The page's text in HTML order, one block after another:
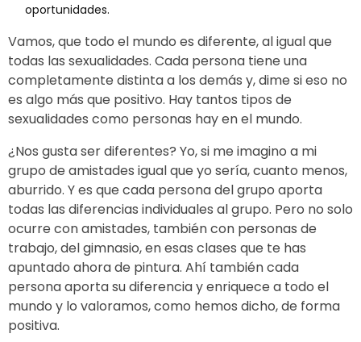
oportunidades.
Vamos, que todo el mundo es diferente, al igual que
todas las sexualidades. Cada persona tiene una
completamente distinta a los demás y, dime si eso no
es algo más que positivo. Hay tantos tipos de
sexualidades como personas hay en el mundo.
¿Nos gusta ser diferentes? Yo, si me imagino a mi
grupo de amistades igual que yo sería, cuanto menos,
aburrido. Y es que cada persona del grupo aporta
todas las diferencias individuales al grupo. Pero no solo
ocurre con amistades, también con personas de
trabajo, del gimnasio, en esas clases que te has
apuntado ahora de pintura. Ahí también cada
persona aporta su diferencia y enriquece a todo el
mundo y lo valoramos, como hemos dicho, de forma
positiva.